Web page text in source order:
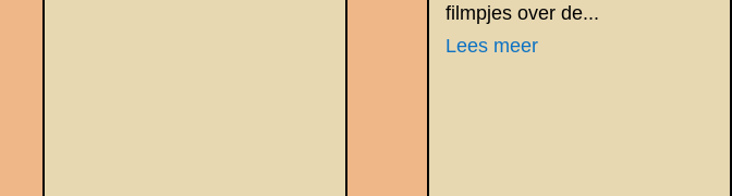
filmpjes over de...
Lees meer